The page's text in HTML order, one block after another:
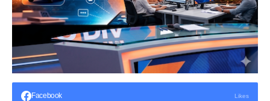
Facebook Likes